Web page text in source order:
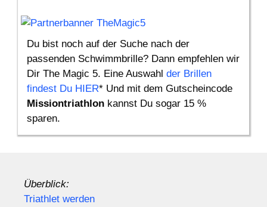
Du bist noch auf der Suche nach der
passenden Schwimmbrille? Dann empfehlen wir
Dir The Magic 5. Eine Auswahl der Brillen
findest Du HIER* Und mit dem Gutscheincode
Missiontriathlon kannst Du sogar 15 %
sparen.
Überblick:
Triathlet werden